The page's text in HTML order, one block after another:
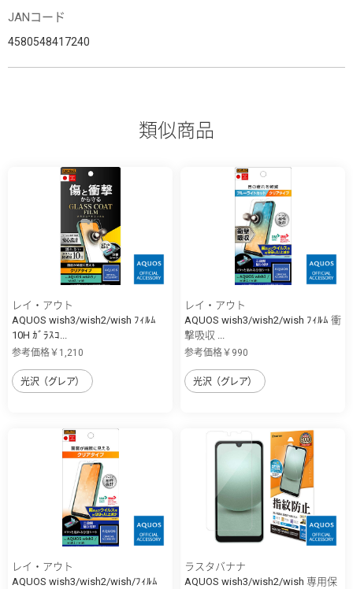
JANコード
4580548417240
類似商品
レイ・アウト
AQUOS wish3/wish2/wish ﾌｨﾙﾑ
10H ｶﾞﾗｽｺ...
参考価格￥1,210
光沢（グレア）
レイ・アウト
AQUOS wish3/wish2/wish ﾌｨﾙﾑ 衝
撃吸収 ...
参考価格￥990
光沢（グレア）
レイ・アウト
AQUOS wish3/wish2/wish/ﾌｨﾙﾑ
ラスタバナナ
AQUOS wish3/wish2/wish 専用保